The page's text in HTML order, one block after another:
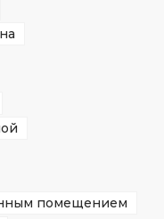
помещением